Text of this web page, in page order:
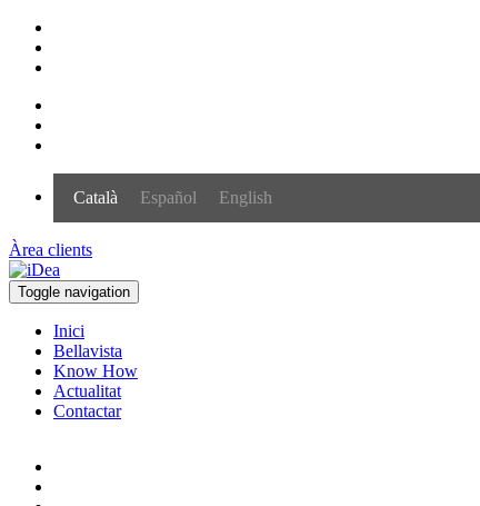
Català Español English
Àrea clients
Toggle navigation
Inici
Bellavista
Know How
Actualitat
Contactar